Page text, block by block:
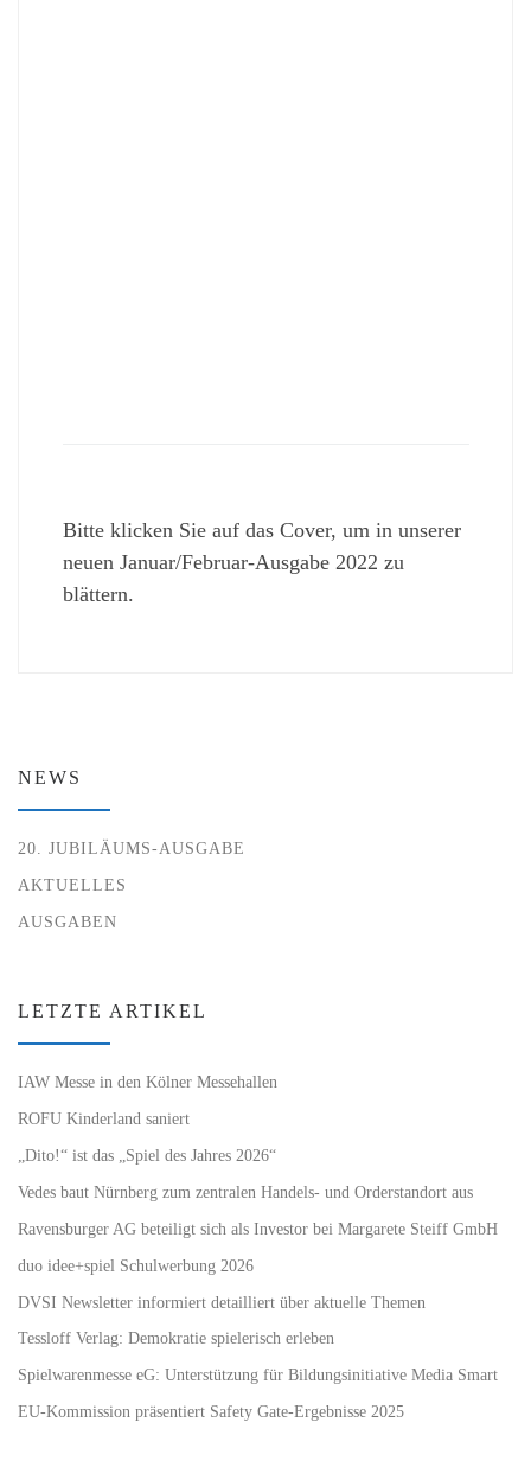
Bitte klicken Sie auf das Cover, um in unserer
neuen Januar/Februar-Ausgabe 2022 zu
blättern.
NEWS
20. JUBILÄUMS-AUSGABE
AKTUELLES
AUSGABEN
LETZTE ARTIKEL
IAW Messe in den Kölner Messehallen
ROFU Kinderland saniert
„Dito!“ ist das „Spiel des Jahres 2026“
Vedes baut Nürnberg zum zentralen Handels- und Orderstandort aus
Ravensburger AG beteiligt sich als Investor bei Margarete Steiff GmbH
duo idee+spiel Schulwerbung 2026
DVSI Newsletter informiert detailliert über aktuelle Themen
Tessloff Verlag: Demokratie spielerisch erleben
Spielwarenmesse eG: Unterstützung für Bildungsinitiative Media Smart
EU-Kommission präsentiert Safety Gate-Ergebnisse 2025